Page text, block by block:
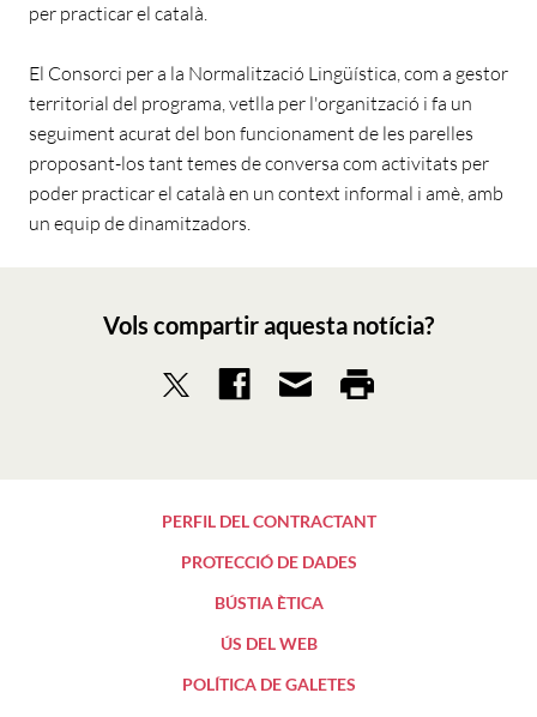
per practicar el català.
El Consorci per a la Normalització Lingüística, com a gestor
territorial del programa, vetlla per l'organització i fa un
seguiment acurat del bon funcionament de les parelles
proposant-los tant temes de conversa com activitats per
poder practicar el català en un context informal i amè, amb
un equip de dinamitzadors.
Vols compartir aquesta notícia?
PERFIL DEL CONTRACTANT
PROTECCIÓ DE DADES
BÚSTIA ÈTICA
ÚS DEL WEB
POLÍTICA DE GALETES